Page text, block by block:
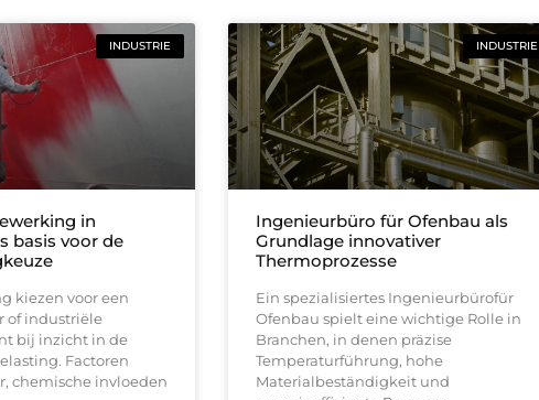
INDUSTRIE
in
basis voor de
kiezen voor een
of industriële
bij inzicht in de
Factoren
chemische invloeden
INDUSTRIE
Ingenieurbüro für Ofenbau als
Grundlage innovativer
Thermoprozesse
Ein spezialisiertes Ingenieurbürofür
Ofenbau spielt eine wichtige Rolle in
Branchen, in denen präzise
Temperaturführung, hohe
Materialbeständigkeit und